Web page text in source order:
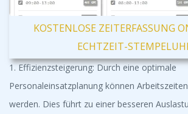
KOSTENLOSE ZEITERFASSUNG
ECHTZEIT-
1. Effizienzsteigerung: Durch eine optimale
Personaleinsatzplanung können
werden. Dies führt zu einer besseren